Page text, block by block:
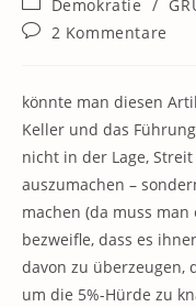
Kategorie:
Demokratie /
Beitrags-
2 Kommentare
könnte man diesen
Keller und das
nicht in der Lage,
auszumachen –
machen (da muss
bezweifle, dass es
davon zu überzeugen,
um die 5%-Hürde zu